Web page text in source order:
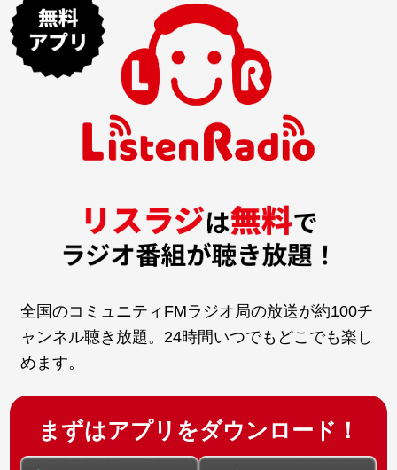
全国のコミュニティFMラジオ局の放送が約100チ
ャンネル聴き放題。24時間いつでもどこでも楽し
めます。
まずはアプリをダウンロード！